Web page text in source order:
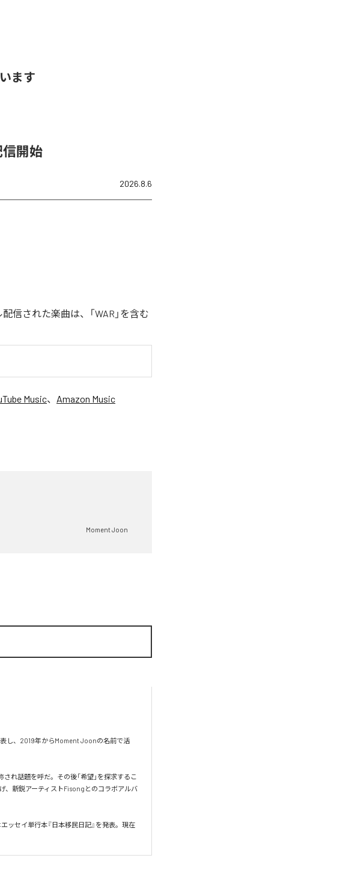
ます
信開始
2026.8.6
信された楽曲は、「WAR」を含む
Music、 Amazon Music
Moment Joon
し、2019年からMoment Joonの名前で活
れ話題を呼だ。その後「希望」を探求するこ
、新鋭アーティストFisongとのコラボアルバ
ッセイ単行本『日本移民日記』を発表。現在